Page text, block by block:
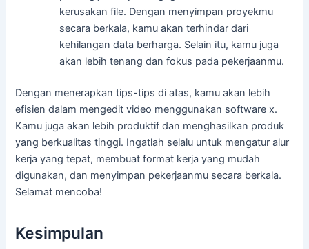
kerusakan file. Dengan menyimpan proyekmu
secara berkala, kamu akan terhindar dari
kehilangan data berharga. Selain itu, kamu juga
akan lebih tenang dan fokus pada pekerjaanmu.
Dengan menerapkan tips-tips di atas, kamu akan lebih
efisien dalam mengedit video menggunakan software x.
Kamu juga akan lebih produktif dan menghasilkan produk
yang berkualitas tinggi. Ingatlah selalu untuk mengatur alur
kerja yang tepat, membuat format kerja yang mudah
digunakan, dan menyimpan pekerjaanmu secara berkala.
Selamat mencoba!
Kesimpulan